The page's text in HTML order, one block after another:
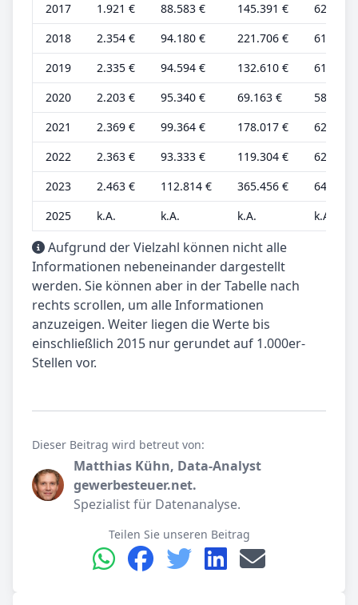
2017
1.921 € 88.583 € 145.391 €
620 €
2018
2.354 € 94.180 € 221.706 €
619 €
2019
2.335 € 94.594 € 132.610 €
614 €
2020
2.203 € 95.340 € 69.163 €
580 €
2021
2.369 € 99.364 € 178.017 €
623 €
2022
2.363 € 93.333 € 119.304 €
622 €
2023
2.463 € 112.814 € 365.456 €
648 €
2025
k.A. k.A. k.A. k.A.
Aufgrund der Vielzahl können nicht alle
Informationen nebeneinander dargestellt
werden. Sie können aber in der Tabelle nach
rechts scrollen, um alle Informationen
anzuzeigen. Weiter liegen die Werte bis
einschließlich 2015 nur gerundet auf 1.000er-
Stellen vor.
Dieser Beitrag wird betreut von:
Matthias Kühn, Data-Analyst
gewerbesteuer.net.
Spezialist für Datenanalyse.
Teilen Sie unseren Beitrag